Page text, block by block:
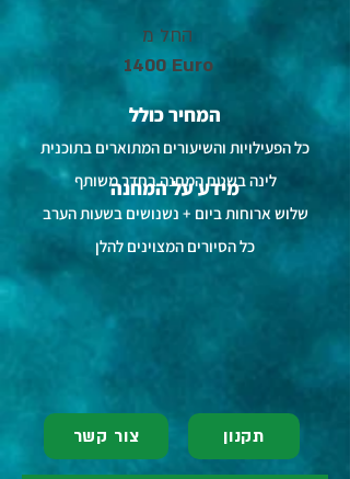
מידע על המחנה
החל מ
1400 Euro
המחיר כולל
כל הפעילויות והשיעורים המתוארים בתוכנית
לינה בשטח המחנה בחדר משותף
שלוש ארוחות ביום + נשנושים בשעות הערב
כל הסיורים המצוינים להלן
צור קשר תקנון